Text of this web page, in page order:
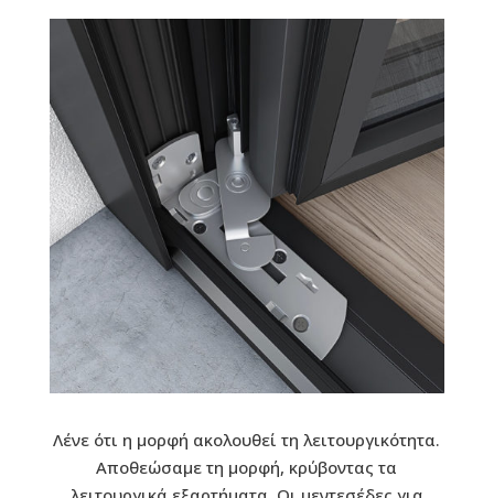
Λένε ότι η μορφή ακολουθεί τη λειτουργικότητα.
Αποθεώσαμε τη μορφή, κρύβοντας τα